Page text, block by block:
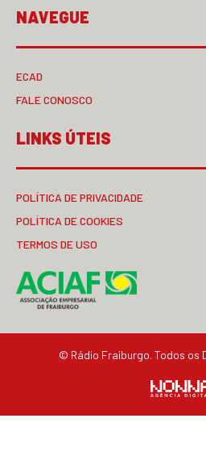
NAVEGUE
ECAD
FALE CONOSCO
LINKS ÚTEIS
POLÍTICA DE PRIVACIDADE
POLÍTICA DE COOKIES
TERMOS DE USO
© Rádio Fraiburgo. Todos os